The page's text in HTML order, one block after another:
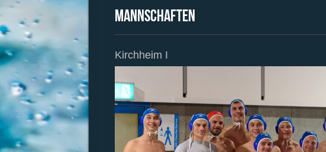
Mannschaften
Kirchheim I